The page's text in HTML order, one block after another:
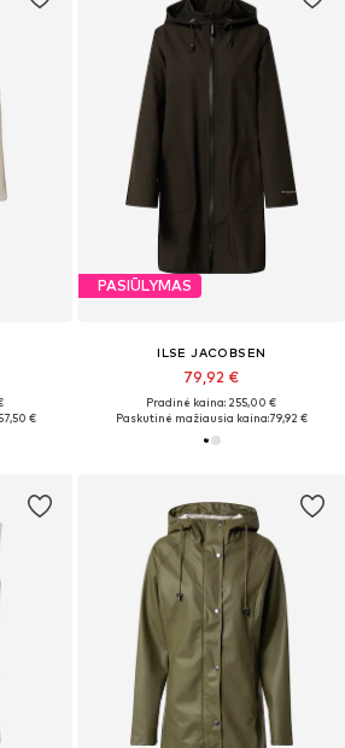
€
PASIŪLYMAS
ILSE JACOBSEN
79,92 €
Pradinė kaina: 255,00 €
Paskutinė mažiausia kaina:79,92 €